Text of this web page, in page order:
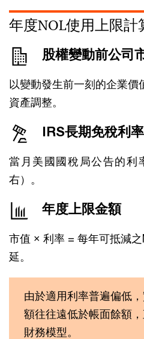
年度NOL使用上限計
股權變動前公司
以變動發生前一刻的企業價
資產調整。
IRS長期免稅利率
當月美國國稅局公告的利
右）。
年度上限金額
市值 × 利率 = 每年可抵減
延。
由於適用利率普遍偏低
額往往遠低於帳面餘額
財務模型。